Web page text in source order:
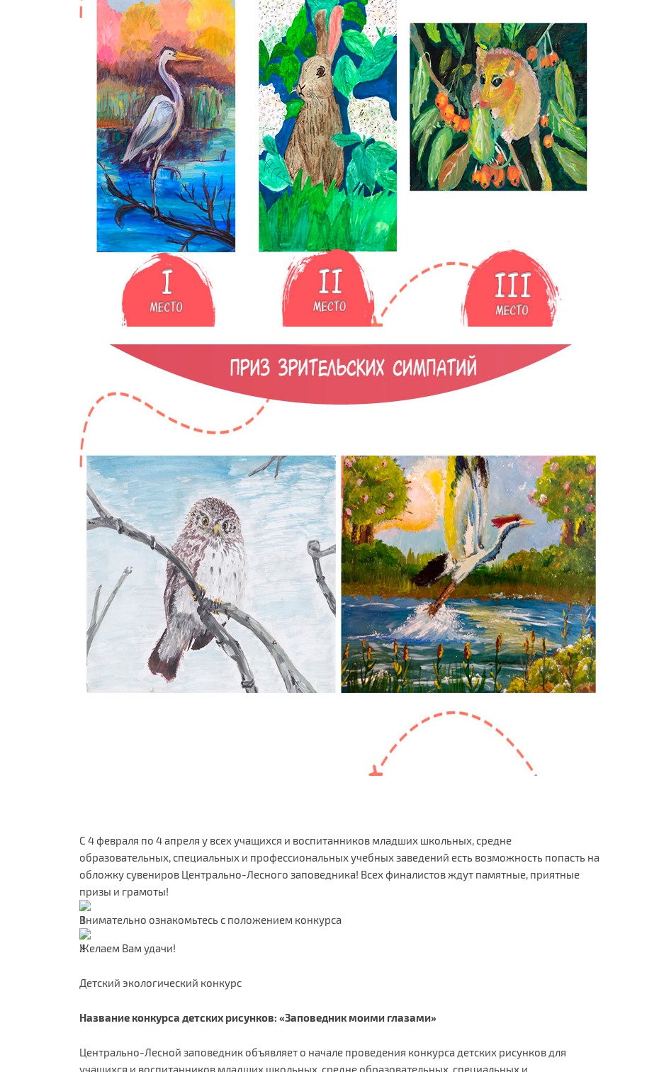
С 4 февраля по 4 апреля у всех учащихся и воспитанников младших школьных, средне
образовательных, специальных и профессиональных учебных заведений есть возможность попасть на
обложку сувениров Центрально-Лесного заповедника! Всех финалистов ждут памятные, приятные
призы и грамоты!
Внимательно ознакомьтесь с положением конкурса
Желаем Вам удачи!
Детский экологический конкурс
Название конкурса детских рисунков: «Заповедник моими глазами»
Центрально-Лесной заповедник объявляет о начале проведения конкурса детских рисунков для
учащихся и воспитанников младших школьных, средне образовательных, специальных и